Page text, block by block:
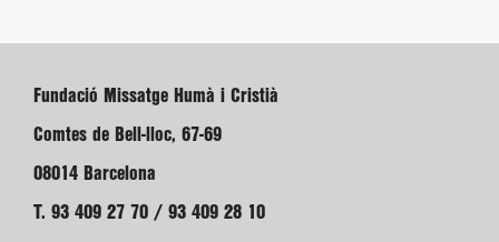
Fundació Missatge Humà i Cristià
Comtes de Bell-lloc, 67-69
08014 Barcelona
T. 93 409 27 70 / 93 409 28 10